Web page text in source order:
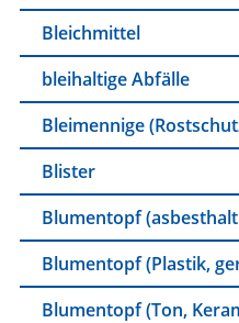
Bleichmittel
bleihaltige Abfälle
Bleimennige
Blister
Blumentopf
Blumentopf (Plastik,
Blumentopf (Ton,